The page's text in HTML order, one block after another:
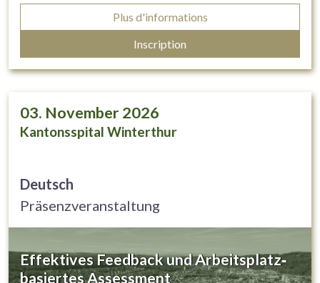
Plus d'informations
Inscription
03. November 2026
Kantonsspital Winterthur
Deutsch
Präsenzveranstaltung
Effektives Feedback und Arbeitsplatz‐
basiertes Assessment